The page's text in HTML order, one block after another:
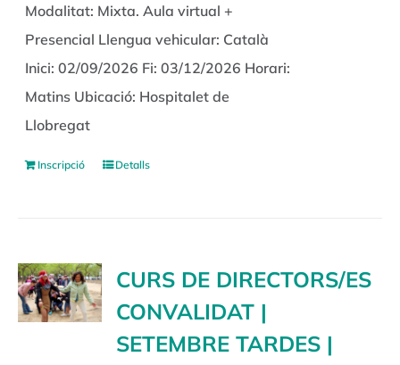
Modalitat: Mixta. Aula virtual +
Presencial Llengua vehicular: Català
Inici: 02/09/2026 Fi: 03/12/2026 Horari:
Matins Ubicació: Hospitalet de
Llobregat
Inscripció Detalls
CURS DE DIRECTORS/ES
CONVALIDAT |
SETEMBRE TARDES |